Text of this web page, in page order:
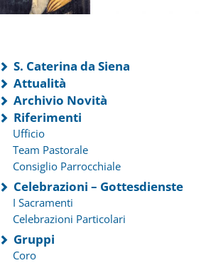
S. Caterina da Siena
Attualità
Archivio Novità
Riferimenti
Ufficio
Team Pastorale
Consiglio Parrocchiale
Celebrazioni – Gottesdienste
I Sacramenti
Celebrazioni Particolari
Gruppi
Coro